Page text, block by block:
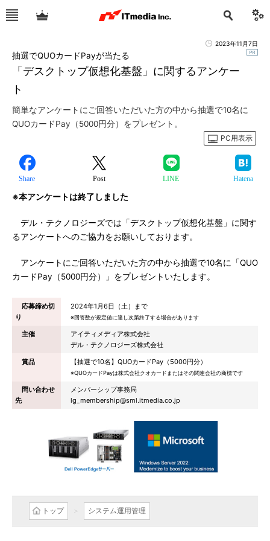
2023年11月7日
「デスクトップ仮想化基盤」に関するアンケー
ト
抽選でQUOカードPayが当たる
簡単なアンケートにご回答いただいた方の中から抽選で10名に
QUOカードPay（5000円分）をプレゼント。
PC用表示
Share Post LINE Hatena
※本アンケートは終了しました
デル・テクノロジーズでは「デスクトップ仮想化基盤」に関す
るアンケートへのご協力をお願いしております。
アンケートにご回答いただいた方の中から抽選で10名に「QUO
カードPay（5000円分）」をプレゼントいたします。
応募締め切
り
2024年1月6日（土）まで
※回答数が規定値に達し次第終了する場合があります
主催
アイティメディア株式会社
デル・テクノロジーズ株式会社
賞品
【抽選で10名】QUOカードPay（5000円分）
※QUOカードPayは株式会社クオカードまたはその関連会社の商標です
問い合わせ
先
メンバーシップ事務局
lg_membership@sml.itmedia.co.jp
トップ システム運用管理